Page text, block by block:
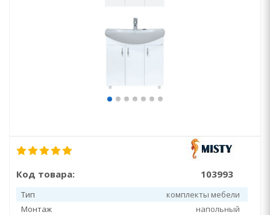
Код товара: 103993
Тип
комплекты мебели
Монтаж
напольный